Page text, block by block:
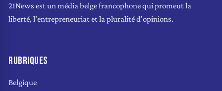
21News est un média belge francophone qui promeut la
liberté, l'entrepreneuriat et la pluralité d'opinions.
RUBRIQUES
Belgique